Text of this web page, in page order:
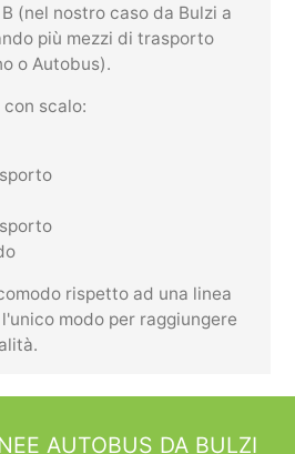
(nel nostro caso da Bulzi a
più mezzi di trasporto
o Autobus).
con scalo:
rispetto ad una linea
modo per raggiungere
AUTOBUS DA BULZI